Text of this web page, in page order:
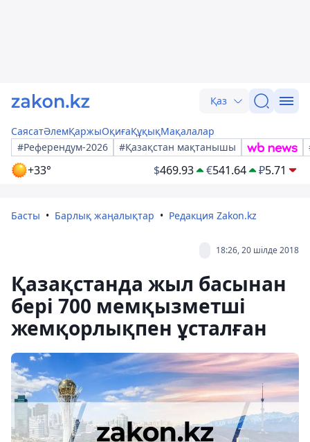
Қаз
СаясатӘлемҚаржыОқиғаҚұқықМақалалар
#Референдум-2026
#Қазақстан мақтанышы
+33° $469.93 €541.64 ₽5.71
Басты Барлық жаңалықтар Редакция Zakon.kz
18:26, 20 шілде 2018
Қазақстанда жыл басынан
бері 700 мемқызметші
жемқорлықпен ұсталған